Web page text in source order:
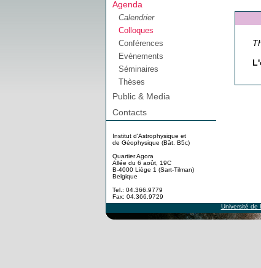
Agenda
Calendrier
Colloques
Conférences
Evènements
Séminaires
Thèses
Public & Media
Contacts
Institut d'Astrophysique et
de Géophysique (Bât. B5c)
Quartier Agora
Allée du 6 août, 19C
B-4000 Liège 1 (Sart-Tilman)
Belgique
Tel.: 04.366.9779
Fax: 04.366.9729
Université de